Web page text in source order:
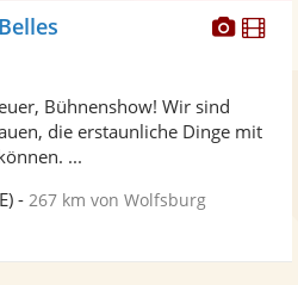
Bühnenshow! Wir sind
die erstaunliche Dinge mit
...
- 267 km von Wolfsburg